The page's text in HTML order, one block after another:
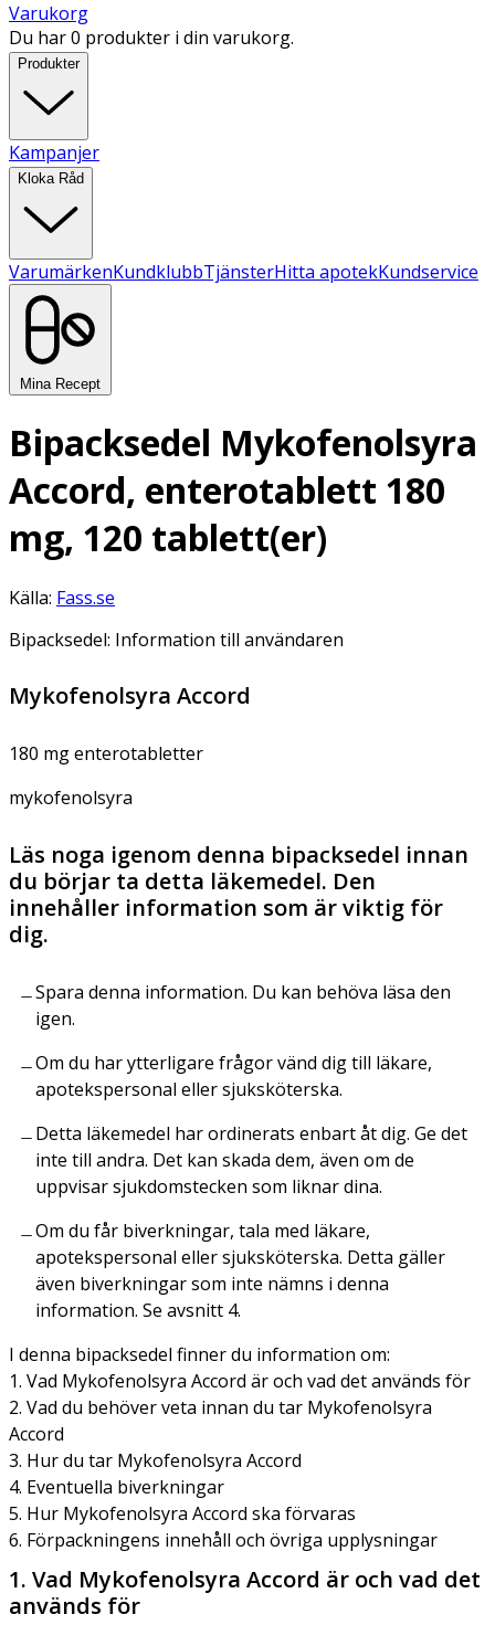
Varukorg
Du har 0 produkter i din varukorg.
Produkter
Kampanjer
Kloka Råd
VarumärkenKundklubbTjänsterHitta apotekKundservice
Mina Recept
Bipacksedel Mykofenolsyra
Accord, enterotablett 180
mg, 120 tablett(er)
Källa: Fass.se
Bipacksedel: Information till användaren
Mykofenolsyra Accord
180 mg enterotabletter
mykofenolsyra
Läs noga igenom denna bipacksedel innan
du börjar ta detta läkemedel. Den
innehåller information som är viktig för
dig.
Spara denna information. Du kan behöva läsa den
igen.
Om du har ytterligare frågor vänd dig till läkare,
apotekspersonal eller sjuksköterska.
Detta läkemedel har ordinerats enbart åt dig. Ge det
inte till andra. Det kan skada dem, även om de
uppvisar sjukdomstecken som liknar dina.
Om du får biverkningar, tala med läkare,
apotekspersonal eller sjuksköterska. Detta gäller
även biverkningar som inte nämns i denna
information. Se avsnitt 4.
I denna bipacksedel finner du information om:
1. Vad Mykofenolsyra Accord är och vad det används för
2. Vad du behöver veta innan du tar Mykofenolsyra
Accord
3. Hur du tar Mykofenolsyra Accord
4. Eventuella biverkningar
5. Hur Mykofenolsyra Accord ska förvaras
6. Förpackningens innehåll och övriga upplysningar
1. Vad Mykofenolsyra Accord är och vad det
används för